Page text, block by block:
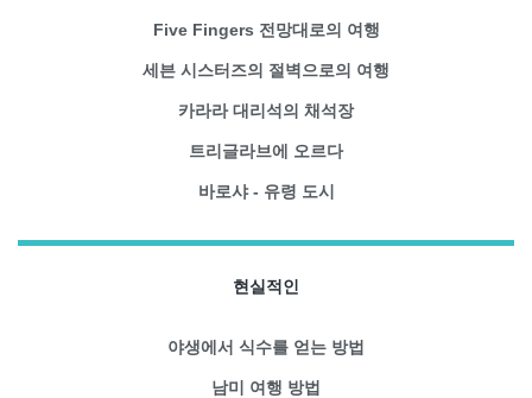
Five Fingers 전망대로의 여행
세븐 시스터즈의 절벽으로의 여행
카라라 대리석의 채석장
트리글라브에 오르다
바로샤 - 유령 도시
현실적인
야생에서 식수를 얻는 방법
남미 여행 방법